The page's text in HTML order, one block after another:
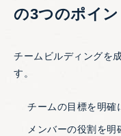
の3つのポイン
チームビルディングを
す。
チームの目標を明確
メンバーの役割を明